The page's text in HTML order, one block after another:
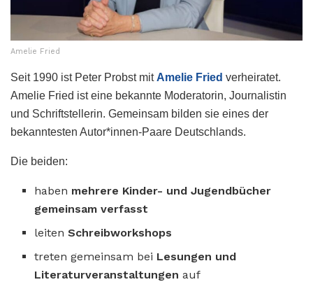
Amelie Fried
Seit 1990 ist Peter Probst mitAmelie Fried verheiratet.
Amelie Fried ist eine bekannte Moderatorin, Journalistin
und Schriftstellerin. Gemeinsam bilden sie eines der
bekanntesten Autor*innen-Paare Deutschlands.
Die beiden:
haben mehrere Kinder- und Jugendbücher
gemeinsam verfasst
leitenSchreibworkshops
treten gemeinsam bei Lesungen und
Literaturveranstaltungen auf